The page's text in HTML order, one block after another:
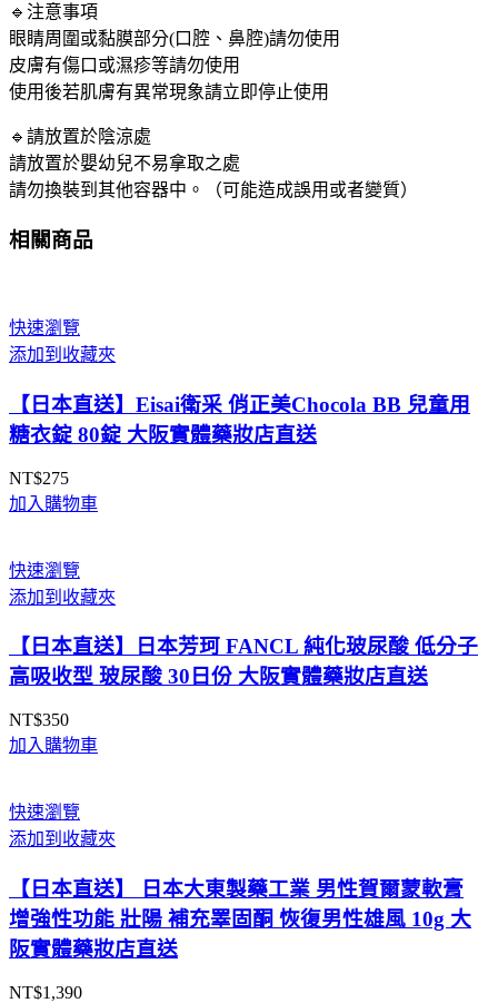
膿,
乾
癬
數
量
🔹注意事項
眼睛周圍或黏膜部分(口腔、鼻腔)請勿使用
皮膚有傷口或濕疹等請勿使用
使用後若肌膚有異常現象請立即停止使用
🔹請放置於陰涼處
請放置於嬰幼兒不易拿取之處
請勿換裝到其他容器中。（可能造成誤用或者變質）
相關商品
快速瀏覽
添加到收藏夾
【日本直送】Eisai衛采 俏正美Chocola BB 兒童用
糖衣錠 80錠 大阪實體藥妝店直送
NT$275
加入購物車
快速瀏覽
添加到收藏夾
【日本直送】日本芳珂 FANCL 純化玻尿酸 低分子
高吸收型 玻尿酸 30日份 大阪實體藥妝店直送
NT$350
加入購物車
快速瀏覽
添加到收藏夾
【日本直送】 日本大東製藥工業 男性賀爾蒙軟膏
增強性功能 壯陽 補充睪固酮 恢復男性雄風 10g 大
阪實體藥妝店直送
NT$1,390